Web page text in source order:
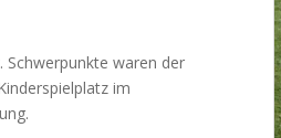
waren der
im